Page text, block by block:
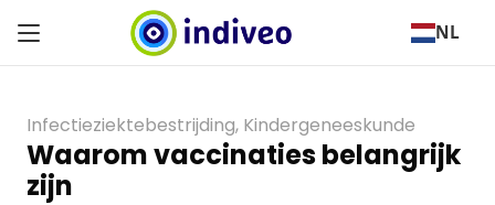
NL
Infectieziektebestrijding, Kindergeneeskunde
Waarom vaccinaties belangrijk
zijn